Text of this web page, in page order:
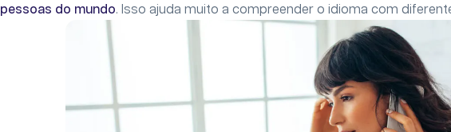
pessoas do mundo. Isso ajuda muito a compreender o idioma com